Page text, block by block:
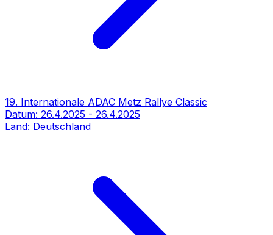
19. Internationale ADAC Metz Rallye Classic
Datum: 26.4.2025 - 26.4.2025
Land: Deutschland